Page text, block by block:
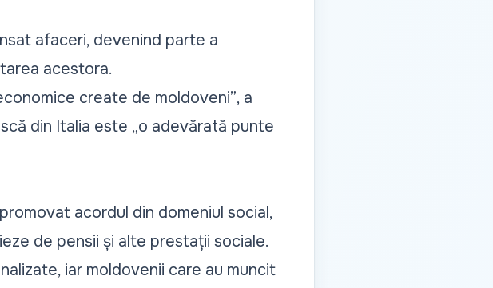
afaceri, devenind parte a
acestora.
create de moldoveni”, a
din Italia este „o adevărată punte
acordul din domeniul social,
de pensii și alte prestații sociale.
iar moldovenii care au muncit